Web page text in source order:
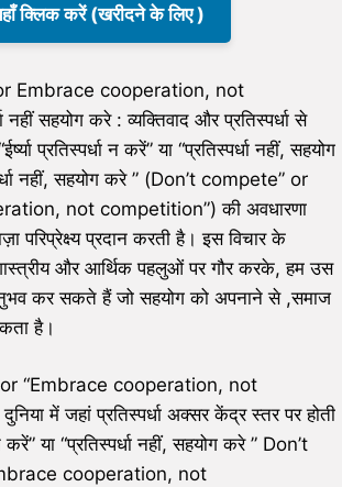
क्लिक करें (खरीदने के लिए )
Embrace cooperation, not
सहयोग करे : व्यक्तिवाद और प्रतिस्पर्धा से
प्रतिस्पर्धा न करें” या “प्रतिस्पर्धा नहीं, सहयोग
नहीं, सहयोग करे ” (Don’t compete” or
not competition”) की अवधारणा
परिप्रेक्ष्य प्रदान करती है। इस विचार के
और आर्थिक पहलुओं पर गौर करके, हम उस
कर सकते हैं जो सहयोग को अपनाने से ,समाज
है।
“Embrace cooperation, not
में जहां प्रतिस्पर्धा अक्सर केंद्र स्तर पर होती
न करें” या “प्रतिस्पर्धा नहीं, सहयोग करे ” Don’t
cooperation, not